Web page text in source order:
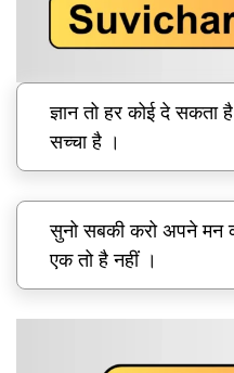
ज्ञान तो हर कोई दे
सच्चा है ।
सुनो सबकी करो अपने मन
एक तो है नहीं ।